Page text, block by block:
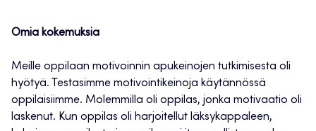
Omia kokemuksia
Meille oppilaan motivoinnin apukeinojen tutkimisesta oli
hyötyä. Testasimme motivointikeinoja käytännössä
oppilaisiimme. Molemmilla oli oppilas, jonka motivaatio oli
laskenut. Kun oppilas oli harjoitellut läksykappaleen,